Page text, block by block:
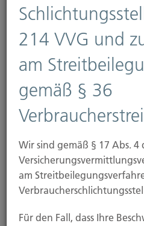
News
Lesen Sie hier immer die
Versicherungsbranche.
214 VVG und
am
gemäß § 36
Wir sind gemäß § 17 Abs. 4
am
Für den Fall, dass Ihre